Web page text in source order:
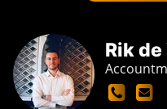
Rik